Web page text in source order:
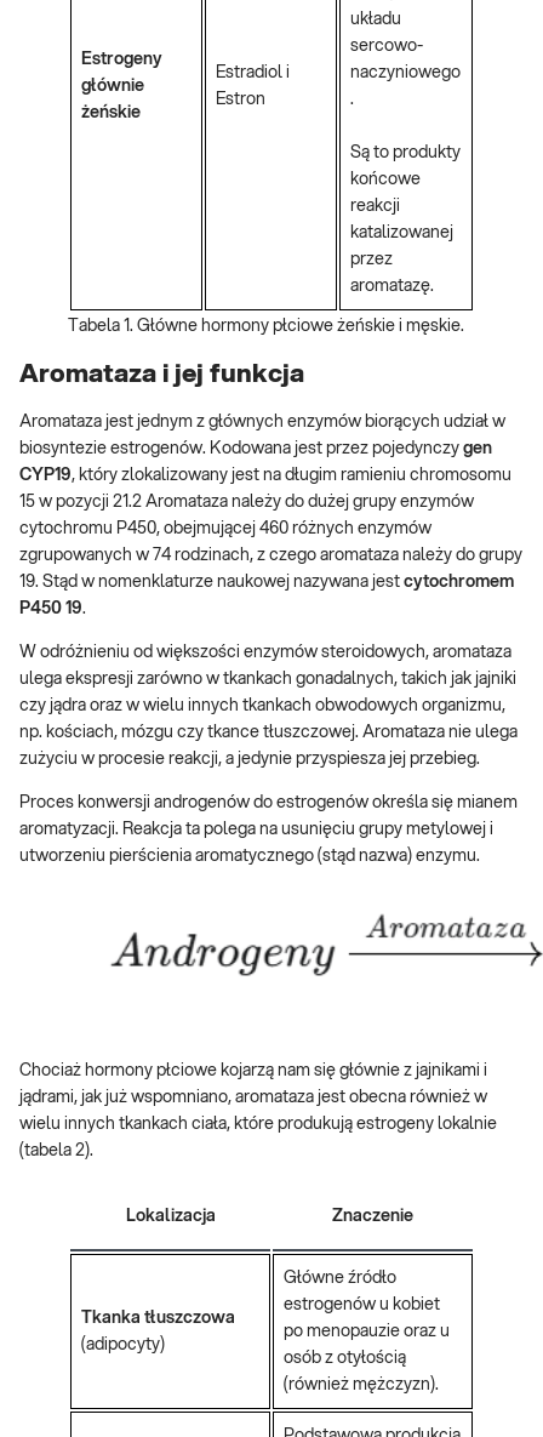
Estrogeny
głównie
żeńskie
Estradiol i
Estron
układu
sercowo-
naczyniowego
.
Są to produkty
końcowe
reakcji
katalizowanej
przez
aromatazę.
Tabela 1. Główne hormony płciowe żeńskie i męskie.
Aromataza i jej funkcja
Aromataza jest jednym z głównych enzymów biorących udział w
biosyntezie estrogenów. Kodowana jest przez pojedynczy gen
CYP19, który zlokalizowany jest na długim ramieniu chromosomu
15 w pozycji 21.2 Aromataza należy do dużej grupy enzymów
cytochromu P450, obejmującej 460 różnych enzymów
zgrupowanych w 74 rodzinach, z czego aromataza należy do grupy
19. Stąd w nomenklaturze naukowej nazywana jest cytochromem
P450 19.
W odróżnieniu od większości enzymów steroidowych, aromataza
ulega ekspresji zarówno w tkankach gonadalnych, takich jak jajniki
czy jądra oraz w wielu innych tkankach obwodowych organizmu,
np. kościach, mózgu czy tkance tłuszczowej. Aromataza nie ulega
zużyciu w procesie reakcji, a jedynie przyspiesza jej przebieg.
Proces konwersji androgenów do estrogenów określa się mianem
aromatyzacji. Reakcja ta polega na usunięciu grupy metylowej i
utworzeniu pierścienia aromatycznego (stąd nazwa) enzymu.
Chociaż hormony płciowe kojarzą nam się głównie z jajnikami i
jądrami, jak już wspomniano, aromataza jest obecna również w
wielu innych tkankach ciała, które produkują estrogeny lokalnie
(tabela 2).
Lokalizacja Znaczenie
Tkanka tłuszczowa
(adipocyty)
Główne źródło
estrogenów u kobiet
po menopauzie oraz u
osób z otyłością
(również mężczyzn).